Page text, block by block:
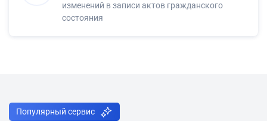
изменений в записи актов гражданского
состояния
Популярный сервис